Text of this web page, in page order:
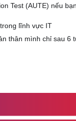
Test (AUTE) nếu
lĩnh vực IT
thân mình chỉ sau 6